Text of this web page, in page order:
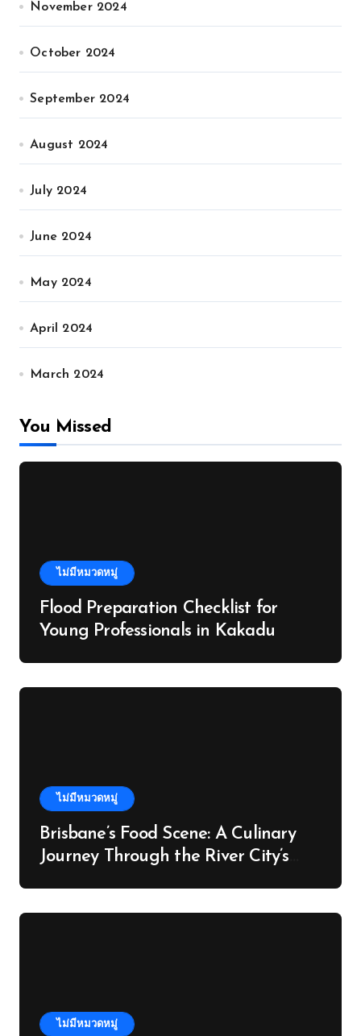
November 2024
October 2024
September 2024
August 2024
July 2024
June 2024
May 2024
April 2024
March 2024
You Missed
ไม่มีหมวดหมู่
Flood Preparation Checklist for
Young Professionals in Kakadu
ไม่มีหมวดหมู่
Brisbane’s Food Scene: A Culinary
Journey Through the River City’s
ไม่มีหมวดหมู่